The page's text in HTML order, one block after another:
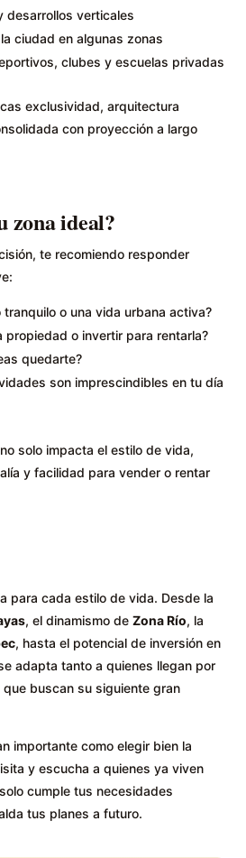
desarrollos verticales
ciudad en algunas zonas
clubes y escuelas privadas
exclusividad, arquitectura
con proyección a largo
zona ideal?
te recomiendo responder
tranquilo o una vida urbana activa?
propiedad o invertir para rentarla?
quedarte?
son imprescindibles en tu día
solo impacta el estilo de vida,
y facilidad para vender o rentar
para cada estilo de vida. Desde la
, el dinamismo deZona Río, la
, hasta el potencial de inversión en
adapta tanto a quienes llegan por
buscan su siguiente gran
importante como elegir bien la
y escucha a quienes ya viven
cumple tus necesidades
tus planes a futuro.